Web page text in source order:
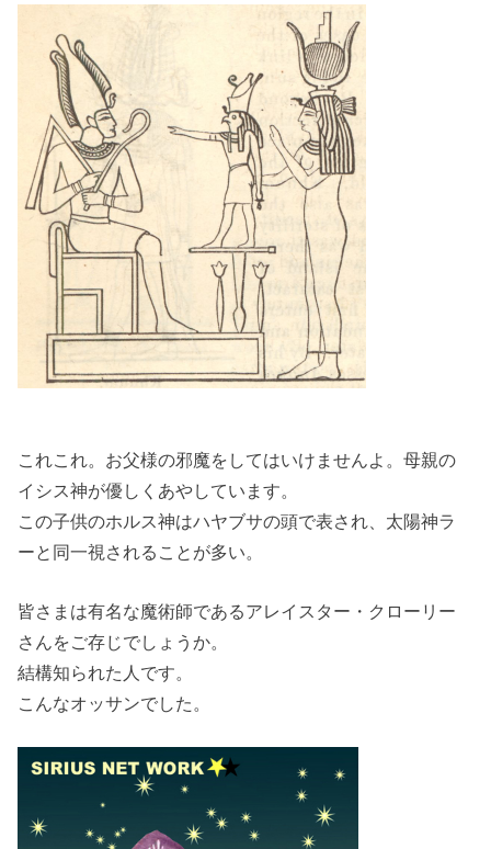
これこれ。お父様の邪魔をしてはいけませんよ。母親の
イシス神が優しくあやしています。
この子供のホルス神はハヤブサの頭で表され、太陽神ラ
ーと同一視されることが多い。
皆さまは有名な魔術師であるアレイスター・クローリー
さんをご存じでしょうか。
結構知られた人です。
こんなオッサンでした。